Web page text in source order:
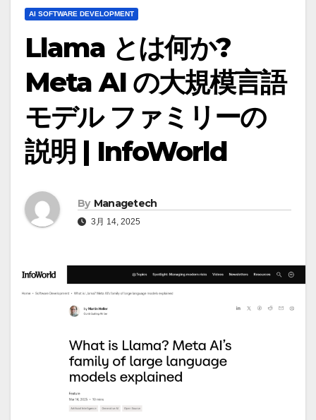
AI SOFTWARE DEVELOPMENT
Llama とは何か?
Meta AI の大規模言語
モデル ファミリーの
説明 | InfoWorld
By Managetech
3月 14, 2025